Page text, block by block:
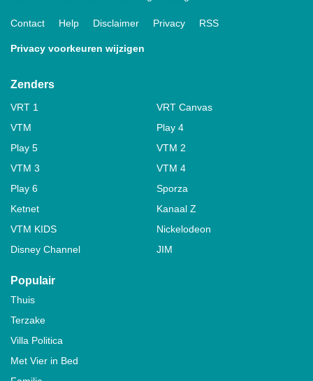
Contact Help Disclaimer Privacy RSS
Privacy voorkeuren wijzigen
Zenders
VRT 1
VRT Canvas
VTM
Play 4
Play 5
VTM 2
VTM 3
VTM 4
Play 6
Sporza
Ketnet
Kanaal Z
VTM KIDS
Nickelodeon
Disney Channel
JIM
Populair
Thuis
Terzake
Villa Politica
Met Vier in Bed